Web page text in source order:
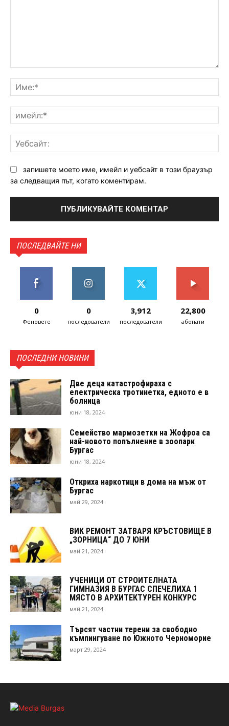
запишете моето име, имейл и уебсайт в този браузър
за следващия път, когато коментирам.
ПОСЛЕДВАЙТЕ НИ
0
Феновете
0
последователи
3,912
последователи
22,800
абонати
ПОСЛЕДНИ НОВИНИ
Две деца катастрофираха с
електрическа тротинетка, едното е в
болница
юни 18, 2024
Семейство мармозетки на Жофроа са
най-новото попълнение в зоопарк
Бургас
юни 18, 2024
Откриха наркотици в дома на мъж от
Бургас
май 29, 2024
ВИК РЕМОНТ ЗАТВАРЯ КРЪСТОВИЩЕ В
„ЗОРНИЦА“ ДО 7 ЮНИ
май 21, 2024
УЧЕНИЦИ ОТ СТРОИТЕЛНАТА
ГИМНАЗИЯ В БУРГАС СПЕЧЕЛИХА 1
МЯСТО В АРХИТЕКТУРЕН КОНКУРС
май 21, 2024
Търсят частни терени за свободно
къмпингуване по Южното Черноморие
март 29, 2024